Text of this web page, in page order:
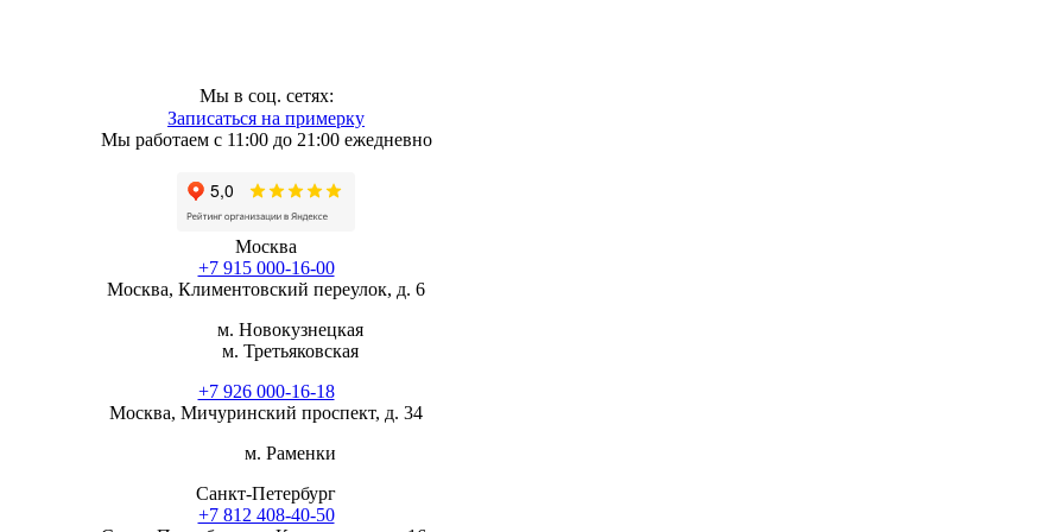
Мы в соц. сетях:
Записаться на примерку
Мы работаем с 11:00 до 21:00 ежедневно
Москва
+7 915 000-16-00
Москва, Климентовский переулок, д. 6
м. Новокузнецкая
м. Третьяковская
+7 926 000-16-18
Москва, Мичуринский проспект, д. 34
м. Раменки
Санкт-Петербург
+7 812 408-40-50